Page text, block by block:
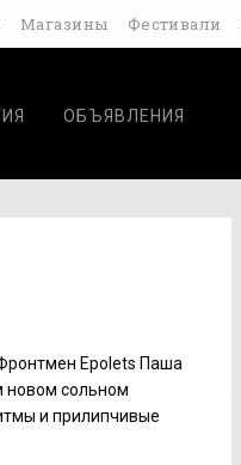
Магазины Фестивали
ОБЪЯВЛЕНИЯ
Epolets Паша
новом сольном
и прилипчивые